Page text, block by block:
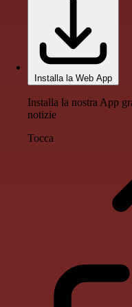
Installa la Web App
Installa la nostra App
notizie
Tocca